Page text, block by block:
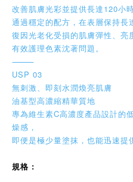
改善肌膚光彩並提供長達120小
通過穩定的配方，在表層保持
復因光老化受損的肌膚彈性、亮
有效護理色素沈著問題。
⸻
USP 03
無刺激、即刻水潤煥亮肌膚
油基型高濃縮精華質地
專為維生素C高濃度產品設計的
燥感，
即便是極少量塗抹，也能迅速提
規格 :